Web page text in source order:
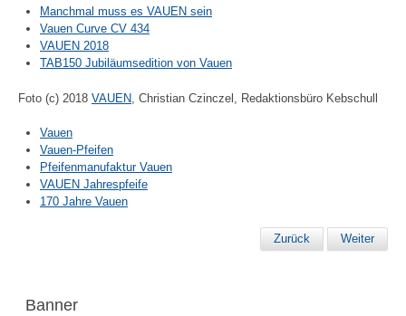
Manchmal muss es VAUEN sein
Vauen Curve CV 434
VAUEN 2018
TAB150 Jubiläumsedition von Vauen
Foto (c) 2018 VAUEN , Christian Czinczel, Redaktionsbüro Kebschull
Vauen
Vauen-Pfeifen
Pfeifenmanufaktur Vauen
VAUEN Jahrespfeife
170 Jahre Vauen
Zurück Weiter
Banner